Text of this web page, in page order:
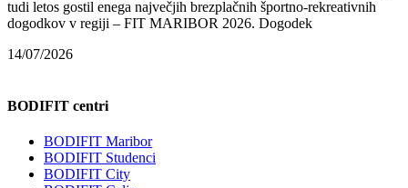
tudi letos gostil enega največjih brezplačnih športno-rekreativnih
dogodkov v regiji – FIT MARIBOR 2026. Dogodek
14/07/2026
BODIFIT centri
BODIFIT Maribor
BODIFIT Studenci
BODIFIT City